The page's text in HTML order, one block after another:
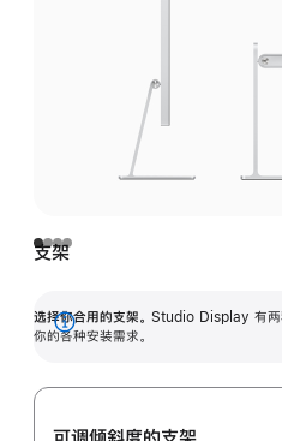
支架
选择你合用的支架。 Studio Display 有两
你的各种安装需求。
展
可调倾斜度的支架